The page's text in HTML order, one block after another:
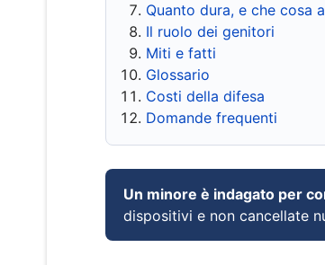
Quanto dura, e che cosa
Il ruolo dei genitori
Miti e fatti
Glossario
Costi della difesa
Domande frequenti
Un minore è indagato per
dispositivi e non cancellate